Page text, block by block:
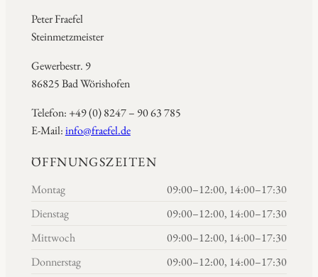
Peter Fraefel
Steinmetzmeister
Gewerbestr. 9
86825 Bad Wörishofen
Telefon: +49 (0) 8247 – 90 63 785
E-Mail:info@fraefel.de
ÖFFNUNGSZEITEN
Montag
09:00–12:00, 14:00–17:30
Dienstag
09:00–12:00, 14:00–17:30
Mittwoch
09:00–12:00, 14:00–17:30
Donnerstag
09:00–12:00, 14:00–17:30